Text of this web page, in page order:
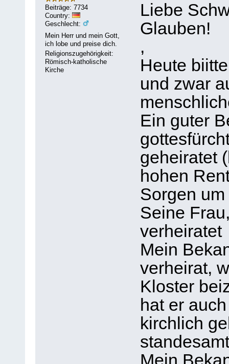
Beiträge: 7734
Country:
Geschlecht:
Mein Herr und mein Gott,
ich lobe und preise dich.
Religionszugehörigkeit:
Römisch-katholische
Kirche
Liebe
Glauben!
,
Heute
und zwar
Ein guter
geheiratet
hohen
Sorgen
Seine
verheiratet
Mein
verheirat,
Kloster
hat er
kirchlich